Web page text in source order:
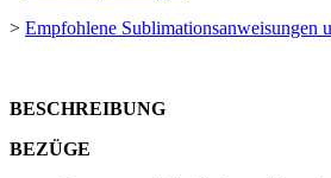
> Empfohlene Sublimationsanweisungen
BESCHREIBUNG
BEZÜGE